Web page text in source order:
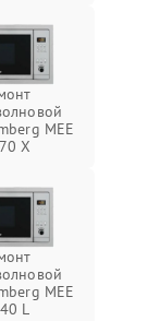
MEE
X
MEE
L